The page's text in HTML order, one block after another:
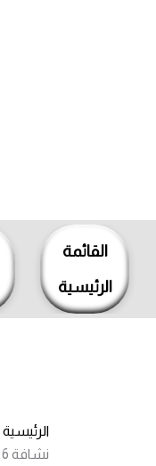
القائمة
الرئيسية
المحتوى
الرئيسية
نشافة 6 كيلو